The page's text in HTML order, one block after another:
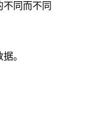
同而不同
。